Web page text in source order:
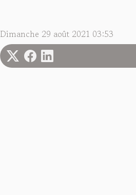
Dimanche 29 août 2021 03:53